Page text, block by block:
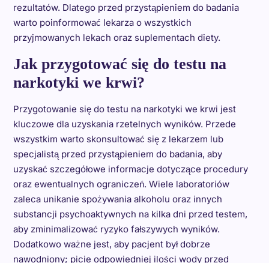
rezultatów. Dlatego przed przystąpieniem do badania
warto poinformować lekarza o wszystkich
przyjmowanych lekach oraz suplementach diety.
Jak przygotować się do testu na
narkotyki we krwi?
Przygotowanie się do testu na narkotyki we krwi jest
kluczowe dla uzyskania rzetelnych wyników. Przede
wszystkim warto skonsultować się z lekarzem lub
specjalistą przed przystąpieniem do badania, aby
uzyskać szczegółowe informacje dotyczące procedury
oraz ewentualnych ograniczeń. Wiele laboratoriów
zaleca unikanie spożywania alkoholu oraz innych
substancji psychoaktywnych na kilka dni przed testem,
aby zminimalizować ryzyko fałszywych wyników.
Dodatkowo ważne jest, aby pacjent był dobrze
nawodniony; picie odpowiedniej ilości wody przed